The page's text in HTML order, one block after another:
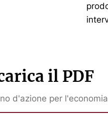
il PDF
d'azione per